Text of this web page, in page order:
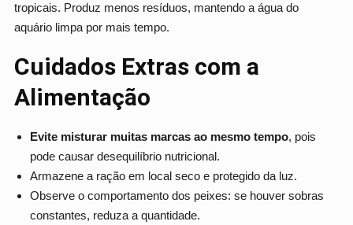
tropicais. Produz menos resíduos, mantendo a água do
aquário limpa por mais tempo.
Cuidados Extras com a
Alimentação
Evite misturar muitas marcas ao mesmo tempo, pois
pode causar desequilíbrio nutricional.
Armazene a ração em local seco e protegido da luz.
Observe o comportamento dos peixes: se houver sobras
constantes, reduza a quantidade.